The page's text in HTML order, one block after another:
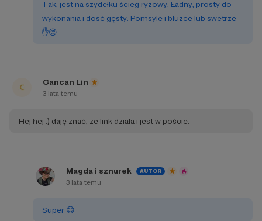
Tak, jest na szydełku ścieg ryżowy. Ładny, prosty do
wykonania i dość gęsty. Pomsyle i bluzce lub swetrze
✋️😊
Cancan Lin
3 lata temu
Hej hej :) daję znać, ze link działa i jest w poście.
Magda i sznurek AUTOR
3 lata temu
Super 😊